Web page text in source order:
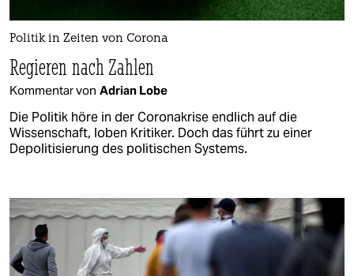
Politik in Zeiten von Corona
Regieren nach Zahlen
Kommentar von Adrian Lobe
Die Politik höre in der Coronakrise endlich auf die
Wissenschaft, loben Kritiker. Doch das führt zu einer
Depolitisierung des politischen Systems.